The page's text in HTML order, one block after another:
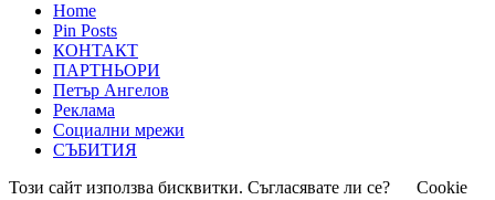
Home
Pin Posts
КОНТАКТ
ПАРТНЬОРИ
Петър Ангелов
Реклама
Социални мрежи
СЪБИТИЯ
Този сайт използва бисквитки. Съгласявате ли се?
Cookie